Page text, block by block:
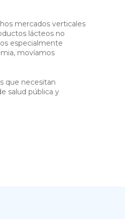
mercados verticales
lácteos no
especialmente
movíamos
que necesitan
salud pública y